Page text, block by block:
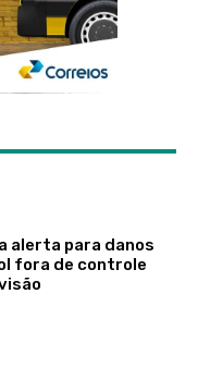
alerta para danos
fora de controle